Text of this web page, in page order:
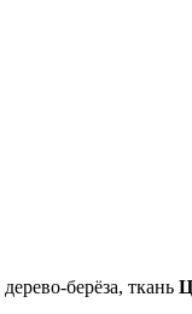
дерево-берёза, ткань